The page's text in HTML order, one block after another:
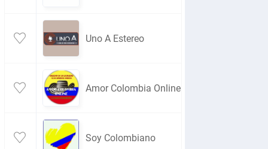
Uno A Estereo
Amor Colombia Online
Soy Colombiano